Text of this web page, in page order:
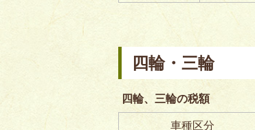
四輪・三輪
四輪、三輪の税額
車種区分